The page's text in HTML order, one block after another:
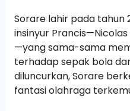
Sorare lahir pada tahun
insinyur
—yang sama-sama
terhadap sepak bola
diluncurkan, Sorare
fantasi olahraga